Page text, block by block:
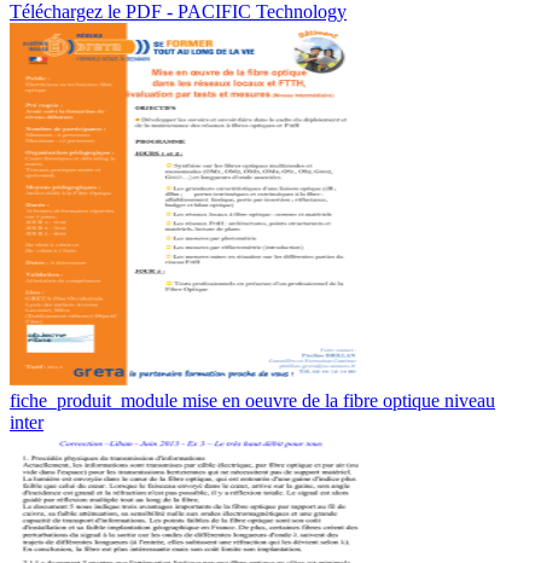
Téléchargez le PDF - PACIFIC Technology
fiche_produit_module mise en oeuvre de la fibre optique niveau
inter